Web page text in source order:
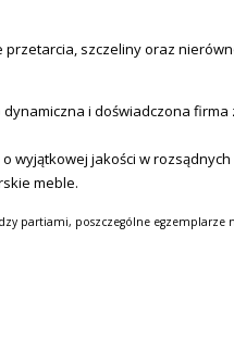
szczeliny oraz
i doświadczona
jakości w
meble.
partiami, poszczególne